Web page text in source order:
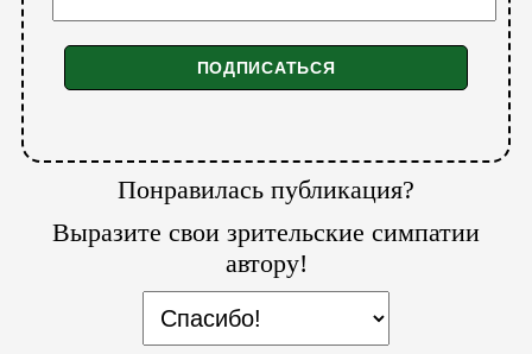
Понравилась публикация?
Выразите свои зрительские симпатии
автору!